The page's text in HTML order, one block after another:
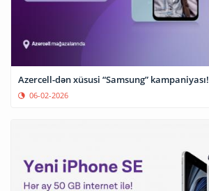
Azercell-dən xüsusi “Samsung” kampaniyası!
06-02-2026